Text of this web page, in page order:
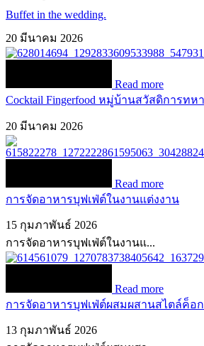
Buffet in the wedding.
20 มีนาคม 2026
Read more
Cocktail Fingerfood หมู่บ้านสวัสดิการทห
20 มีนาคม 2026
Read more
การจัดอาหารบุฟเฟ่ต์ในงานแต่งงาน
15 กุมภาพันธ์ 2026
การจัดอาหารบุฟเฟ่ต์ในงานแ...
Read more
การจัดอาหารบุฟเฟ่ต์ผสมผสานสไตล์ค็อ
13 กุมภาพันธ์ 2026